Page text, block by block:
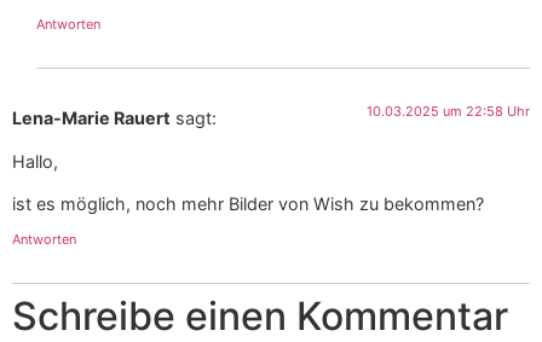
Antworten
Lena-Marie Rauert sagt: 10.03.2025 um 22:58 Uhr
Hallo,
ist es möglich, noch mehr Bilder von Wish zu bekommen?
Antworten
Schreibe einen Kommentar